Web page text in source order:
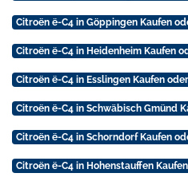
Citroën ë-C4 in Göppingen Kaufen
Citroën ë-C4 in Heidenheim Kaufen
Citroën ë-C4 in Esslingen Kaufen
Citroën ë-C4 in Schwäbisch Gmünd
Citroën ë-C4 in Schorndorf Kaufen
Citroën ë-C4 in Hohenstauffen